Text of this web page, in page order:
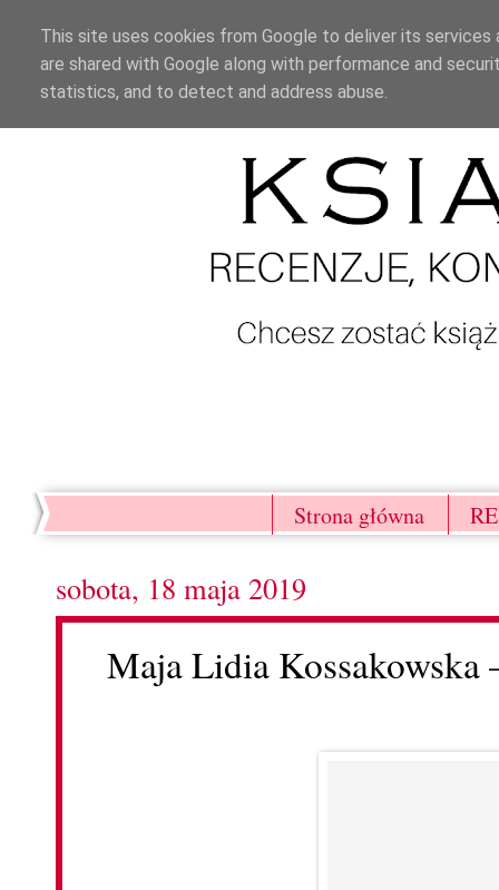
Strona główna
sobota, 18 maja 2019
Maja Lidia
This site uses cookies from Google to deliver its
are shared with Google along with performance and
statistics, and to detect and address abuse.